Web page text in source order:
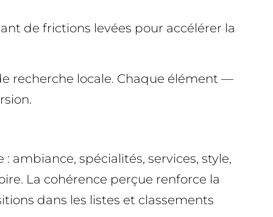
de frictions levées pour accélérer la
recherche locale. Chaque élément —
ambiance, spécialités, services, style,
La cohérence perçue renforce la
dans les listes et classements